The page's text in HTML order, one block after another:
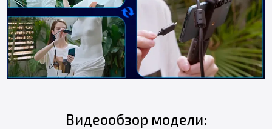
Видеообзор модели: